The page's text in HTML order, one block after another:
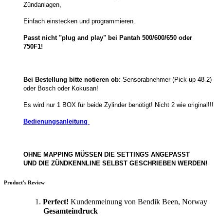
Zündanlagen,
Einfach einstecken und programmieren.
Passt nicht "plug and play" bei Pantah 500/600/650 oder
750F1!
Bei Bestellung bitte notieren ob: Sensorabnehmer (Pick-up 48-2)
oder Bosch oder Kokusan!
Es wird nur 1 BOX für beide Zylinder benötigt! Nicht 2 wie original!!!
Bedienungsanleitung
OHNE MAPPING MÜSSEN DIE SETTINGS ANGEPASST
UND DIE ZÜNDKENNLINE SELBST GESCHRIEBEN WERDEN!
Product's Review
Perfect! Kundenmeinung von Bendik Been, Norway
Gesamteindruck